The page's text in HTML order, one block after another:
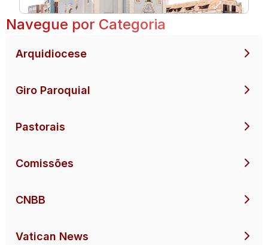
Navegue por Categoria
Arquidiocese
Giro Paroquial
Pastorais
Comissões
CNBB
Vatican News